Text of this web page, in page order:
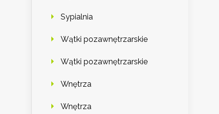
Sypialnia
Wątki pozawnętrzarskie
Wątki pozawnętrzarskie
Wnętrza
Wnętrza